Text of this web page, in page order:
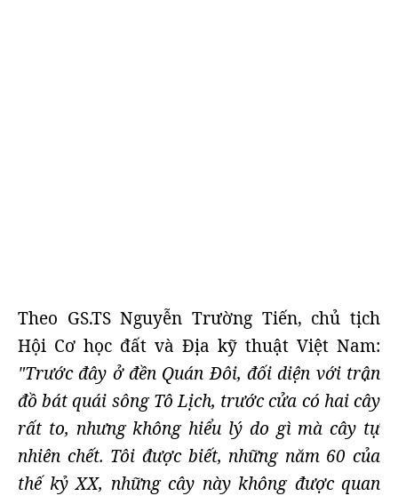
Theo GS.TS Nguyễn Trường Tiến, chủ tịch
Hội Cơ học đất và Địa kỹ thuật Việt Nam:
"Trước đây ở đền Quán Đôi, đối diện với trận
đồ bát quái sông Tô Lịch, trước cửa có hai cây
rất to, nhưng không hiểu lý do gì mà cây tự
nhiên chết. Tôi được biết, những năm 60 của
thế kỷ XX, những cây này không được quan